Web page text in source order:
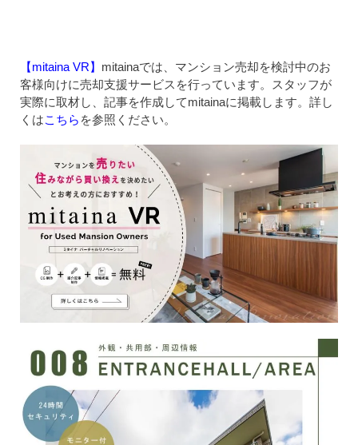
【mitaina VR】 mitainaでは、マンション売却を検討中のお
客様向けに売却支援サービスを行っています。スタッフが
実際に取材し、記事を作成してmitainaに掲載します。詳し
くはこちら を参照ください。